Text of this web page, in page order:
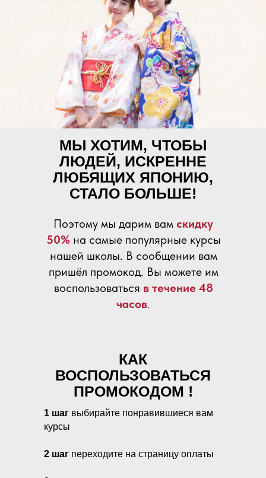
Поэтому мы дарим вам скидку
50%на самые популярные курсы
нашей школы. В сообщении вам
пришёл промокод. Вы можете им
воспользоваться в течение 48
часов.
МЫ ХОТИМ, ЧТОБЫ
ЛЮДЕЙ, ИСКРЕННЕ
ЛЮБЯЩИХ ЯПОНИЮ,
СТАЛО БОЛЬШЕ!
1 шаг выбирайте понравившиеся вам
курсы
2 шаг переходите на страницу оплаты
КАК
ВОСПОЛЬЗОВАТЬСЯ
ПРОМОКОДОМ !